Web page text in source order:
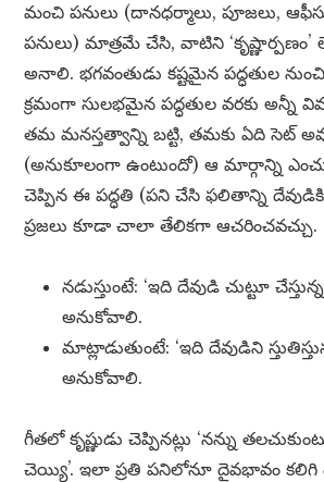
మంచి పనులు (దానధర్మాలు, పూజలు,
పనులు) మాత్రమే చేసి, వాటిని
అనాలి. భగవంతుడు కష్టమైన పద్ధతుల
క్రమంగా సులభమైన పద్ధతుల వరకు అన్నీ
తమ మనస్తత్వాన్ని బట్టి, తమకు ఏది సెట్
(అనుకూలంగా ఉంటుందో) ఆ మార్గాన్ని
చెప్పిన ఈ పద్ధతి (పని చేసి ఫలితాన్ని
ప్రజలు కూడా చాలా తేలికగా ఆచరించవచ్చు.
నడుస్తుంటే: ‘ఇది దేవుడి చుట్టూ చేస్తున్న
అనుకోవాలి.
మాట్లాడుతుంటే: ‘ఇది దేవుడిని
అనుకోవాలి.
గీతలో కృష్ణుడు చెప్పినట్లు ‘నన్ను
చెయ్యి’. ఇలా ప్రతి పనిలోనూ దైవభావం కలిగి